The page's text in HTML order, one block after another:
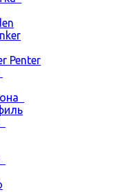
Penter